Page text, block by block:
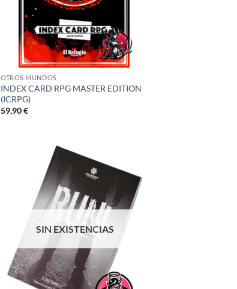
OTROS MUNDOS
INDEX CARD RPG MASTER EDITION
(ICRPG)
59,90€
Añadir
lista de
deseos
SIN EXISTENCIAS